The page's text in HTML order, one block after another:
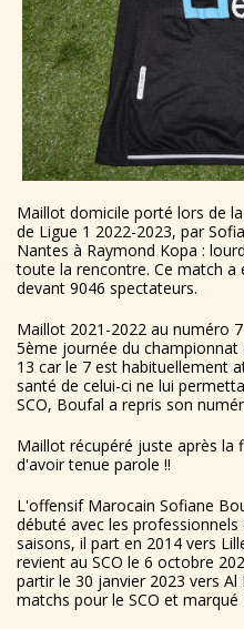
Maillot domicile porté lors de
de Ligue 1 2022-2023, par
Nantes à Raymond Kopa :
toute la rencontre. Ce match a
devant 9046 spectateurs.
Maillot 2021-2022 au numéro
5ème journée du championnat
13 car le 7 est habituellement
santé de celui-ci ne lui
SCO, Boufal a repris son
Maillot récupéré juste après la
d'avoir tenue parole !!
L'offensif Marocain Sofiane
débuté avec les professionnels
saisons, il part en 2014 vers
revient au SCO le 6 octobre
partir le 30 janvier 2023 vers
matchs pour le SCO et marqué